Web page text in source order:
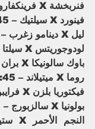
فنربخشة X فرينكفاروزي – 7:45 مساء
فينورد X سيلتيك – 7:45 مساء
ليل X دينامو زغرب – 7:45 مساء
لودوجوريتس X سيلتا فيجو – 7:45 مساء
باوك سالونيكا X بران – 7:45 مساء
روما X ميتيلاند – 7:45 مساء
فيكتوريا بلزن X فرايبورج – 7:45 مساء
بولونيا X سالزبورج – 10 مساء